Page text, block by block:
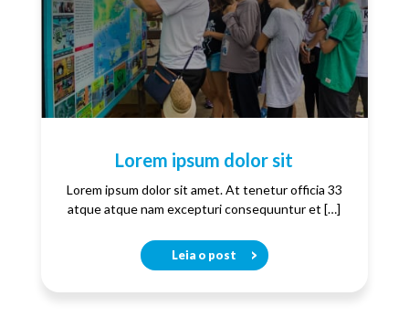
Lorem ipsum dolor sit
Lorem ipsum dolor sit amet. At tenetur officia 33
atque atque nam excepturi consequuntur et […]
Leia o post